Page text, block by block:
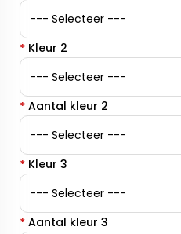
* Kleur 2
* Aantal kleur 2
* Kleur 3
* Aantal kleur 3